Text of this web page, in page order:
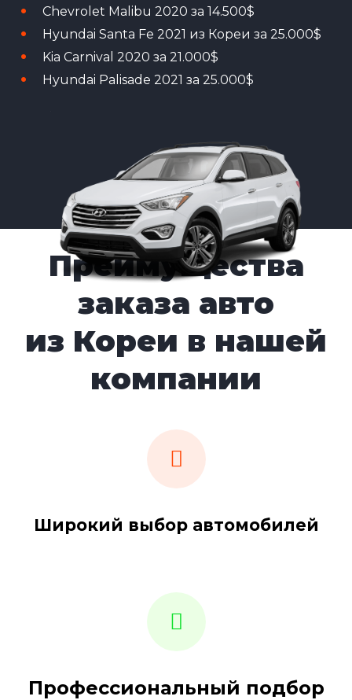
Chevrolet Malibu 2020 за 14.500$
Hyundai Santa Fe 2021 из Кореи за 25.000$
Kia Carnival 2020 за 21.000$
Hyundai Palisade 2021 за 25.000$
Преимущества
заказа авто
из Кореи в нашей
компании
Широкий выбор автомобилей
Профессиональный подбор